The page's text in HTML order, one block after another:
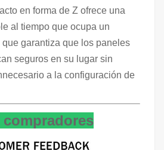
en forma de Z ofrece una
al tiempo que ocupa un
garantiza que los paneles
seguros en su lugar sin
a la configuración de
compradores